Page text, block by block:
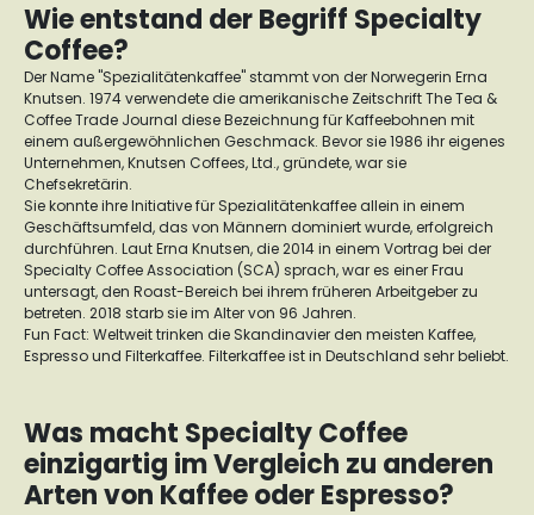
Wie entstand der Begriff Specialty
Coffee?
Der Name "Spezialitätenkaffee" stammt von der Norwegerin Erna
Knutsen. 1974 verwendete die amerikanische Zeitschrift The Tea &
Coffee Trade Journal diese Bezeichnung für Kaffeebohnen mit
einem außergewöhnlichen Geschmack. Bevor sie 1986 ihr eigenes
Unternehmen, Knutsen Coffees, Ltd., gründete, war sie
Chefsekretärin.
Sie konnte ihre Initiative für Spezialitätenkaffee allein in einem
Geschäftsumfeld, das von Männern dominiert wurde, erfolgreich
durchführen. Laut Erna Knutsen, die 2014 in einem Vortrag bei der
Specialty Coffee Association (SCA) sprach, war es einer Frau
untersagt, den Roast-Bereich bei ihrem früheren Arbeitgeber zu
betreten. 2018 starb sie im Alter von 96 Jahren.
Fun Fact: Weltweit trinken die Skandinavier den meisten Kaffee,
Espresso und Filterkaffee. Filterkaffee ist in Deutschland sehr beliebt.
Was macht Specialty Coffee
einzigartig im Vergleich zu anderen
Arten von Kaffee oder Espresso?